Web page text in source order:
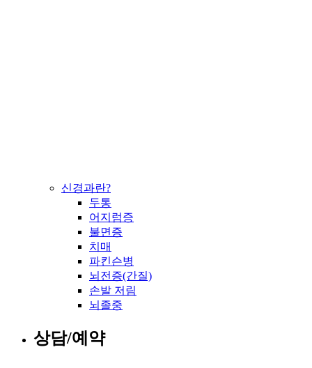
신경과란?
두통
어지럼증
불면증
치매
파킨슨병
뇌전증(간질)
손발 저림
뇌졸중
상담/예약